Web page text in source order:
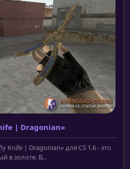
| Dragonian»
| Dragonian» для CS 1.6 - это
в золоте. В...